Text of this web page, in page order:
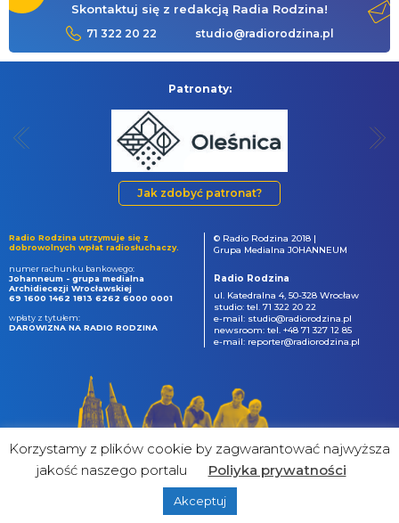
Skontaktuj się z redakcją Radia Rodzina!
71 322 20 22 studio@radiorodzina.pl
Patronaty:
Jak zdobyć patronat?
Radio Rodzina utrzymuje się z
dobrowolnych wpłat radiosłuchaczy.
numer rachunku bankowego:
Johanneum - grupa medialna
Archidiecezji Wrocławskiej
69 1600 1462 1813 6262 6000 0001
wpłaty z tytułem:
DAROWIZNA NA RADIO RODZINA
© Radio Rodzina 2018 |
Grupa Medialna JOHANNEUM
Radio Rodzina
ul. Katedralna 4, 50-328 Wrocław
studio: tel. 71 322 20 22
e-mail: studio@radiorodzina.pl
newsroom: tel. +48 71 327 12 85
e-mail: reporter@radiorodzina.pl
&
Korzystamy z plików cookie by zagwarantować najwyższa
jakość naszego portalu
Poliyka prywatności
Akceptuj